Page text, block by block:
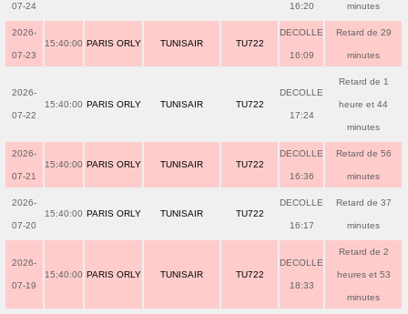
07-24 16:20 minutes
2026-
07-23
15:40:00 PARIS ORLY TUNISAIR TU722
DECOLLE
16:09
Retard de 29
minutes
2026-
07-22
15:40:00 PARIS ORLY TUNISAIR TU722
DECOLLE
17:24
Retard de 1
heure et 44
minutes
2026-
07-21
15:40:00 PARIS ORLY TUNISAIR TU722
DECOLLE
16:36
Retard de 56
minutes
2026-
07-20
15:40:00 PARIS ORLY TUNISAIR TU722
DECOLLE
16:17
Retard de 37
minutes
2026-
07-19
15:40:00 PARIS ORLY TUNISAIR TU722
DECOLLE
18:33
Retard de 2
heures et 53
minutes